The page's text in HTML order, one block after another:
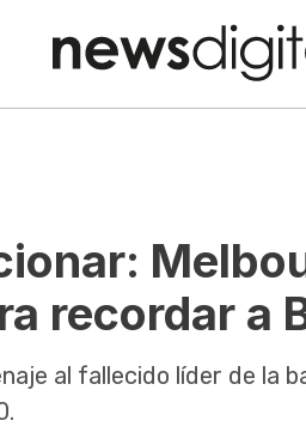
recordar a
al fallecido líder de la